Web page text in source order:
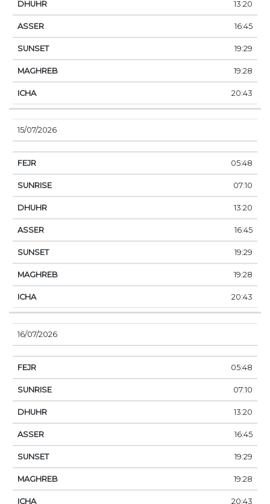
13:20
16:45
19:29
19:28
20:43
15/07/2026
05:48
07:10
13:20
16:45
19:29
19:28
20:43
16/07/2026
05:48
07:10
13:20
16:45
19:29
19:28
20:43